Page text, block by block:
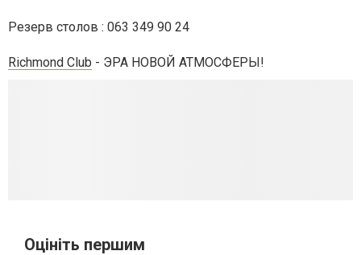
Резерв столов : 063 349 90 24
Richmond Club - ЭРА НОВОЙ АТМОСФЕРЫ!
Оцініть першим